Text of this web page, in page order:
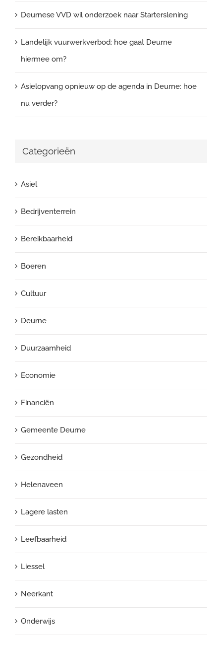
Deurnese VVD wil onderzoek naar Starterslening
Landelijk vuurwerkverbod: hoe gaat Deurne
hiermee om?
Asielopvang opnieuw op de agenda in Deurne: hoe
nu verder?
Categorieën
Asiel
Bedrijventerrein
Bereikbaarheid
Boeren
Cultuur
Deurne
Duurzaamheid
Economie
Financiën
Gemeente Deurne
Gezondheid
Helenaveen
Lagere lasten
Leefbaarheid
Liessel
Neerkant
Onderwijs